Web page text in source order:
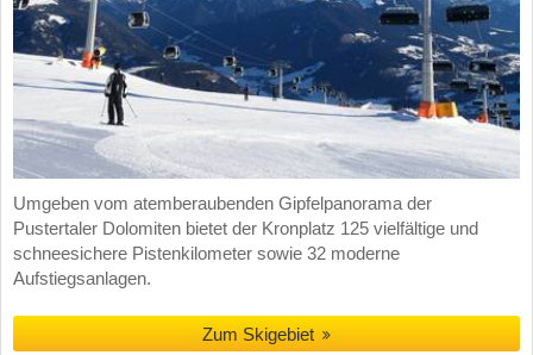
Umgeben vom atemberaubenden Gipfelpanorama der
Pustertaler Dolomiten bietet der Kronplatz 125 vielfältige und
schneesichere Pistenkilometer sowie 32 moderne
Aufstiegsanlagen.
Zum Skigebiet